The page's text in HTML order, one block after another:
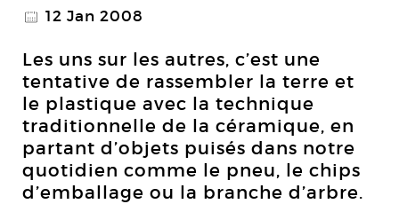
@ 12 Jan 2008
Les uns sur les autres, c’est une
tentative de rassembler la terre et
le plastique avec la technique
traditionnelle de la céramique, en
partant d’objets puisés dans notre
quotidien comme le pneu, le chips
d’emballage ou la branche d’arbre.